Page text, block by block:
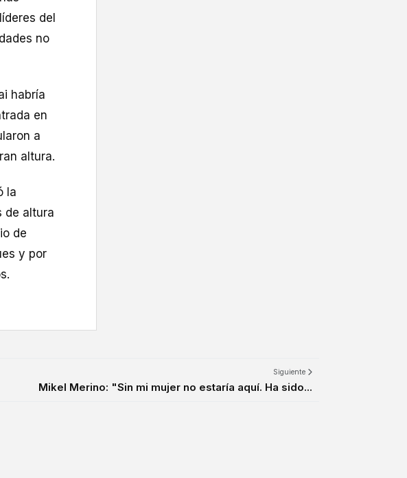
del
no
habría
en
a
altura.
la
de altura
de
y por
Siguiente
Mikel Merino: "Sin mi mujer no estaría aquí. Ha sido...